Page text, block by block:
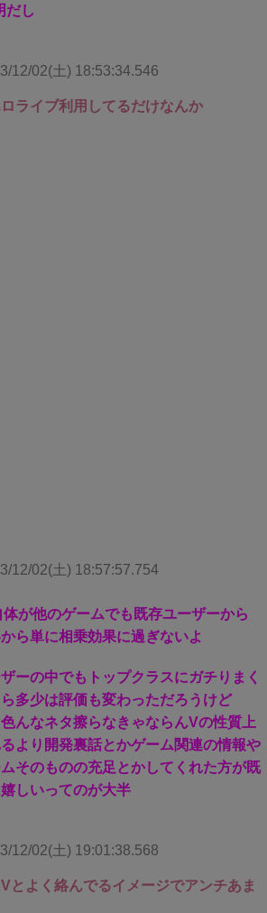
だし
12/02(土) 18:53:34.546
ライブ利用してるだけなんか
12/02(土) 18:57:57.754
が他のゲームでも既存ユーザーから
ら単に相乗効果に過ぎないよ
ーの中でもトップクラスにガチりまく
多少は評価も変わっただろうけど
んなネタ擦らなきゃならんVの性質上
より開発裏話とかゲーム関連の情報や
そのものの充足とかしてくれた方が既
しいってのが大半
12/02(土) 19:01:38.568
とよく絡んでるイメージでアンチあま